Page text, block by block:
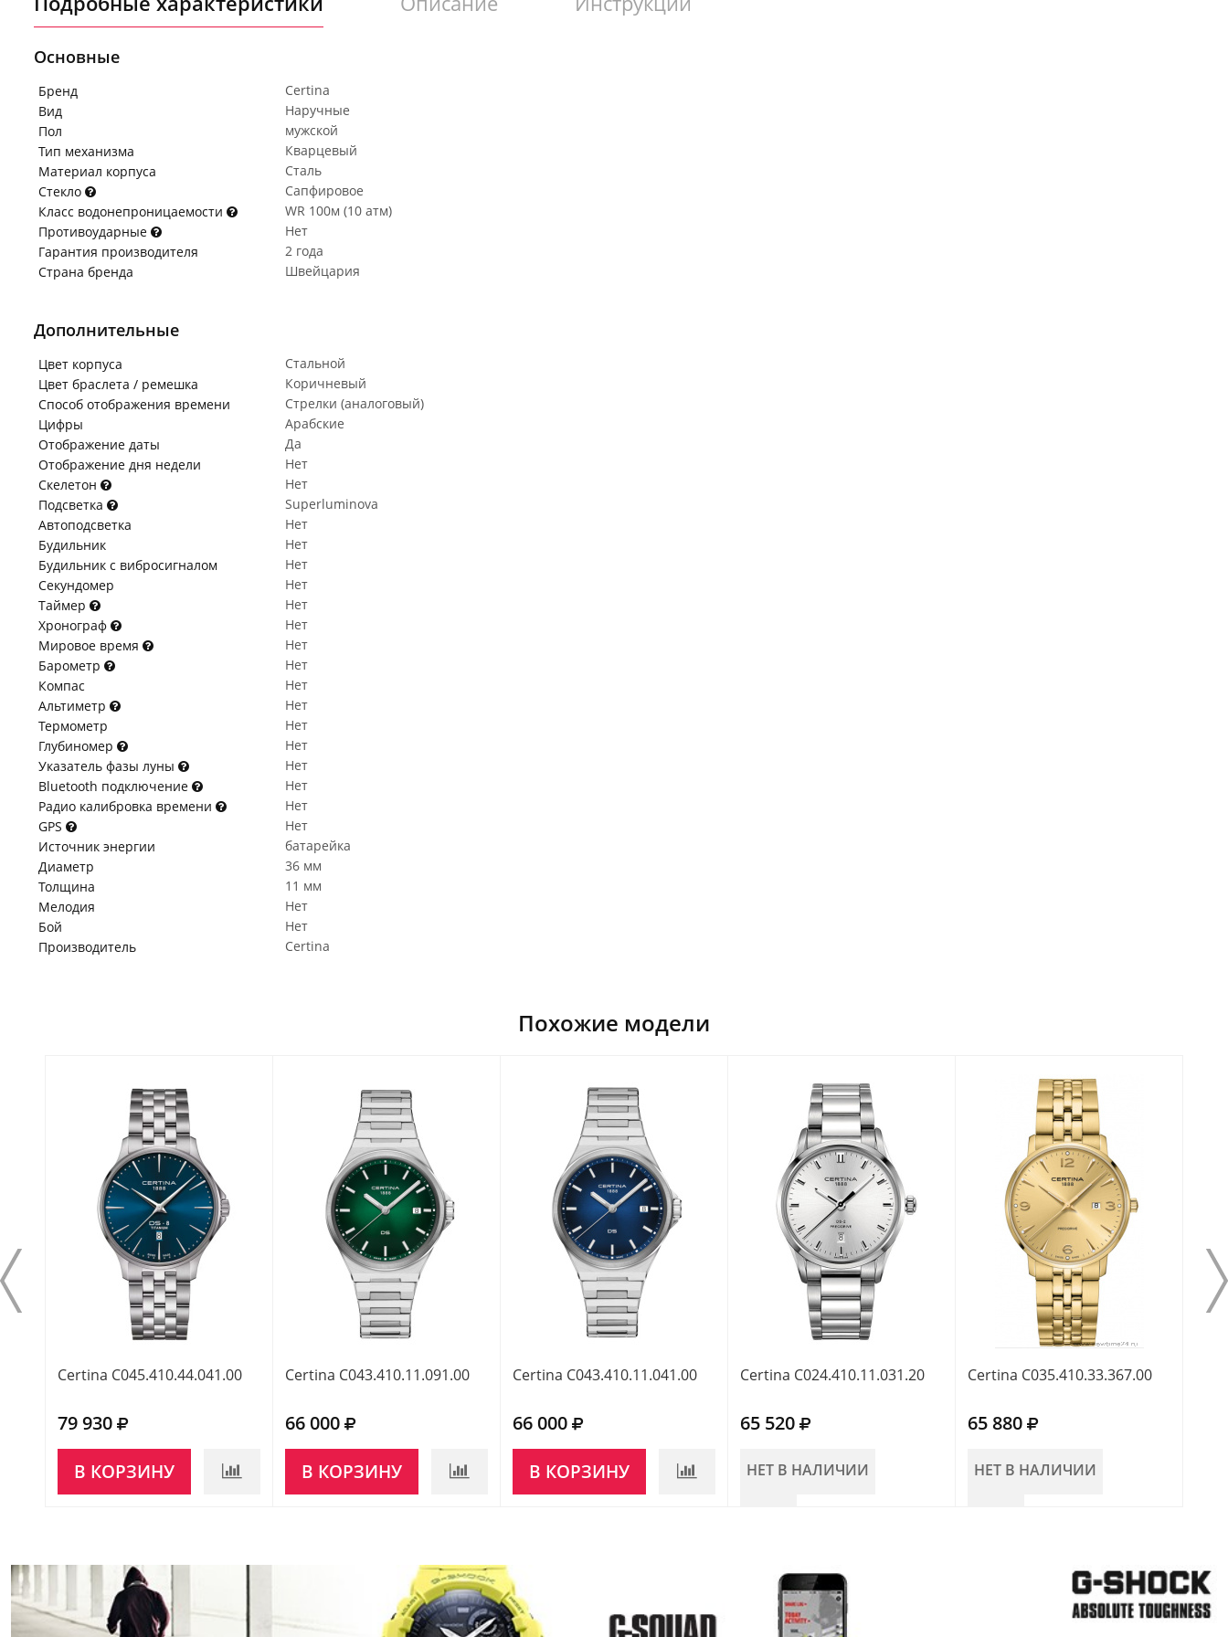
Основные
Бренд
Certina
Вид
Наручные
Пол
мужской
Тип механизма
Кварцевый
Материал корпуса
Сталь
Стекло
Сапфировое
Класс водонепроницаемости
WR 100м (10 атм)
Противоударные
Нет
Гарантия производителя
2 года
Страна бренда
Швейцария
Дополнительные
Цвет корпуса
Стальной
Цвет браслета / ремешка
Коричневый
Способ отображения времени
Стрелки (аналоговый)
Цифры
Арабские
Отображение даты
Да
Отображение дня недели
Нет
Скелетон
Нет
Подсветка
Superluminova
Автоподсветка
Нет
Будильник
Нет
Будильник с вибросигналом
Нет
Секундомер
Нет
Таймер
Нет
Хронограф
Нет
Мировое время
Нет
Барометр
Нет
Компас
Нет
Альтиметр
Нет
Термометр
Нет
Глубиномер
Нет
Указатель фазы луны
Нет
Bluetooth подключение
Нет
Радио калибровка времени
Нет
GPS
Нет
Источник энергии
батарейка
Диаметр
36 мм
Толщина
11 мм
Мелодия
Нет
Бой
Нет
Производитель
Certina
Похожие модели
Certina C045.410.44.041.00
79 930
В КОРЗИНУ
Certina C043.410.11.091.00
66 000
В КОРЗИНУ
Certina C043.410.11.041.00
66 000
В КОРЗИНУ
Certina C024.410.11.031.20
65 520
НЕТ В НАЛИЧИИ
Certina C035.410.33.367.00
65 880
НЕТ В НАЛИЧИИ